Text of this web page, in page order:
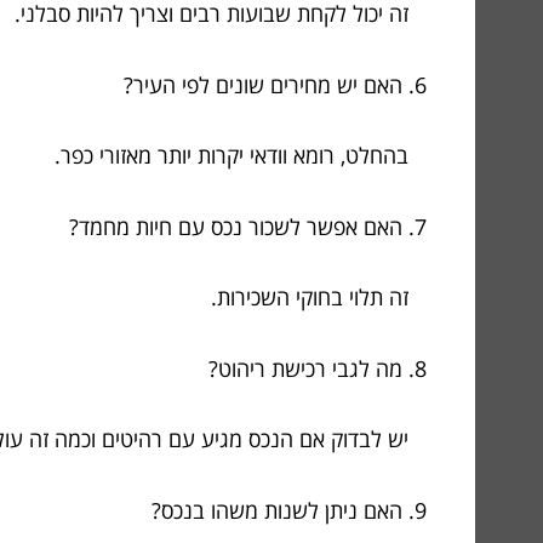
זה יכול לקחת שבועות רבים וצריך להיות סבלני.
6. האם יש מחירים שונים לפי העיר?
בהחלט, רומא וודאי יקרות יותר מאזורי כפר.
7. האם אפשר לשכור נכס עם חיות מחמד?
זה תלוי בחוקי השכירות.
8. מה לגבי רכישת ריהוט?
יש לבדוק אם הנכס מגיע עם רהיטים וכמה זה
9. האם ניתן לשנות משהו בנכס?